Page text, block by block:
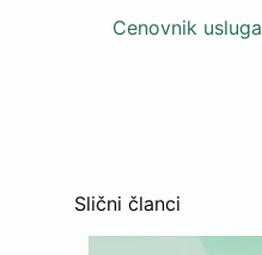
Cenovnik usluga
Slični članci